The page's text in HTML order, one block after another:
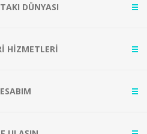
DÜNYASI
HİZMETLERİ